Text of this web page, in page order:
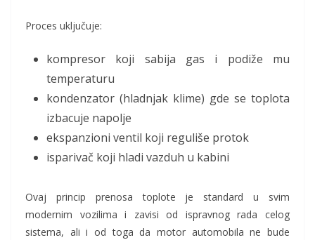
Proces uključuje:
kompresor koji sabija gas i podiže mu
temperaturu
kondenzator (hladnjak klime) gde se toplota
izbacuje napolje
ekspanzioni ventil koji reguliše protok
isparivač koji hladi vazduh u kabini
Ovaj princip prenosa toplote je standard u svim
modernim vozilima i zavisi od ispravnog rada celog
sistema, ali i od toga da motor automobila ne bude